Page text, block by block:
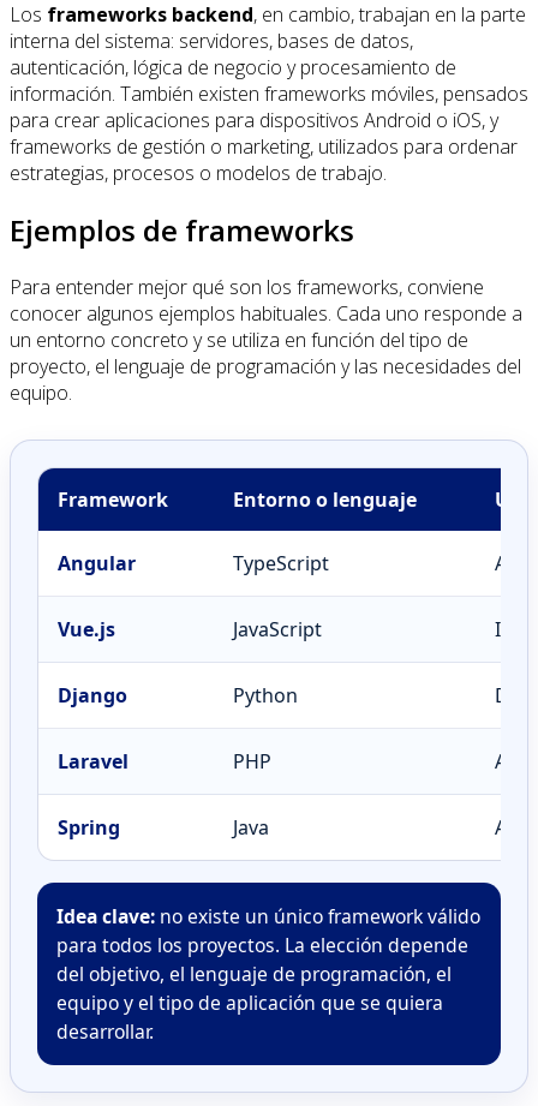
Los frameworks backend, en cambio, trabajan en la parte
interna del sistema: servidores, bases de datos,
autenticación, lógica de negocio y procesamiento de
información. También existen frameworks móviles, pensados
para crear aplicaciones para dispositivos Android o iOS, y
frameworks de gestión o marketing, utilizados para ordenar
estrategias, procesos o modelos de trabajo.
Ejemplos de frameworks
Para entender mejor qué son los frameworks, conviene
conocer algunos ejemplos habituales. Cada uno responde a
un entorno concreto y se utiliza en función del tipo de
proyecto, el lenguaje de programación y las necesidades del
equipo.
Framework Entorno o lenguaje
Angular TypeScript
Vue.js JavaScript
Django Python
Laravel PHP
Spring Java
Idea clave: no existe un único framework válido
para todos los proyectos. La elección depende
del objetivo, el lenguaje de programación, el
equipo y el tipo de aplicación que se quiera
desarrollar.